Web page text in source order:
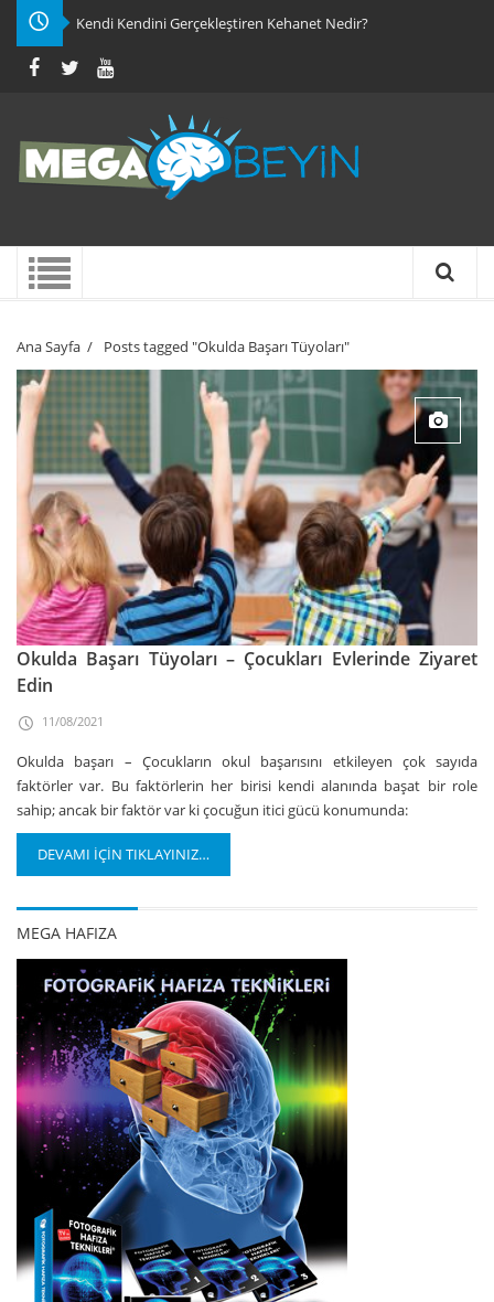
Kendi Kendini Gerçekleştiren Kehanet Nedir?
Ana Sayfa / Posts tagged "Okulda Başarı Tüyoları"
Okulda Başarı Tüyoları – Çocukları Evlerinde Ziyaret
Edin
11/08/2021
Okulda başarı – Çocukların okul başarısını etkileyen çok sayıda
faktörler var. Bu faktörlerin her birisi kendi alanında başat bir role
sahip; ancak bir faktör var ki çocuğun itici gücü konumunda:
DEVAMI İÇİN TIKLAYINIZ…
MEGA HAFIZA